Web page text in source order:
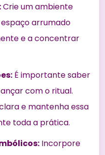
Crie um ambiente
arrumado
e a concentrar
É importante saber
com o ritual.
e mantenha essa
toda a prática.
Incorpore